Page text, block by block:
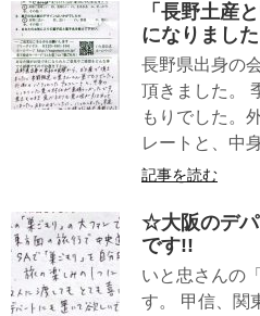
「長野土産
になりました
長野県出身の
頂きました。
もりでした。
レートと、中
記事を読む
☆大阪のデパ
です!!
いと忠さんの
す。 甲信、関